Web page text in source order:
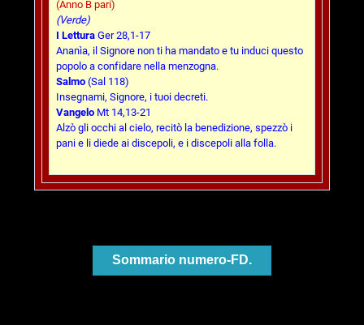
(Anno B pari)
(Verde)
I Lettura Ger 28,1-17
Ananìa, il Signore non ti ha mandato e tu induci questo
popolo a confidare nella menzogna.
Salmo (Sal 118)
Insegnami, Signore, i tuoi decreti.
Vangelo Mt 14,13-21
Alzò gli occhi al cielo, recitò la benedizione, spezzò i
pani e li diede ai discepoli, e i discepoli alla folla.
Sommario numero-FD.